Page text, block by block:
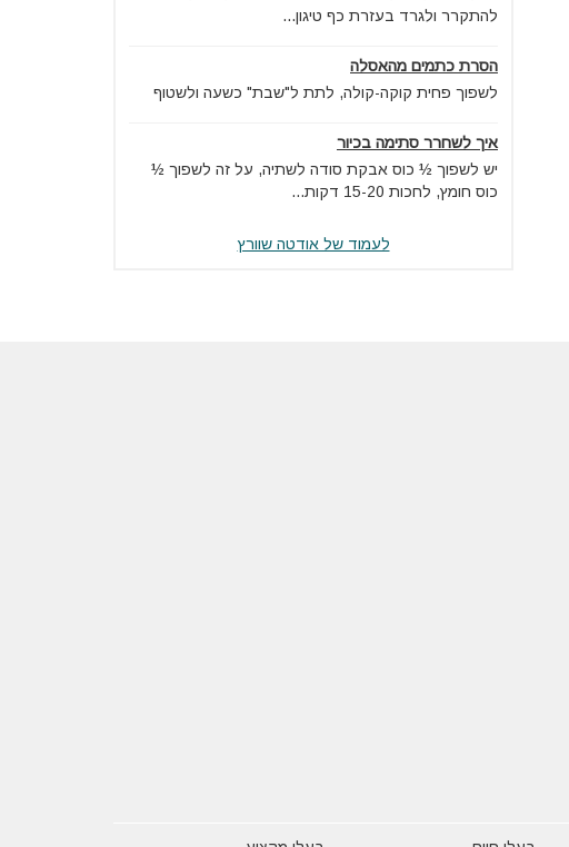
להתקרר ולגרד בעזרת כף טיגון...
הסרת כתמים מהאסלה
לשפוך פחית קוקה-קולה, לתת ל"שבת" כשעה ולשטוף
איך לשחרר סתימה בכיור
יש לשפוך ½ כוס אבקת סודה לשתיה, על זה לשפוך ½
כוס חומץ, לחכות 15-20 דקות...
לעמוד של אודטה שוורץ